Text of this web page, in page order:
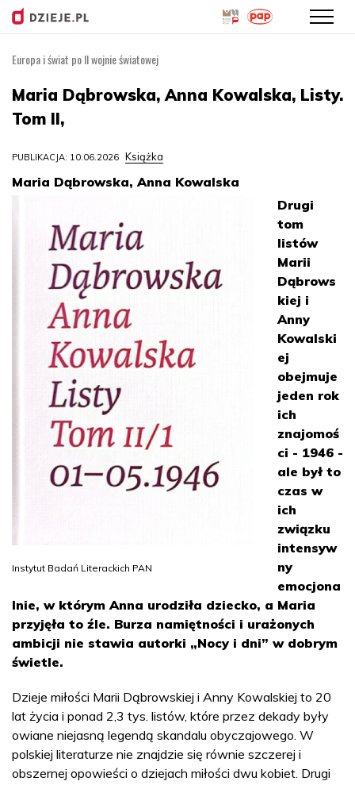
treści
Europa i świat po II wojnie światowej
Maria Dąbrowska, Anna Kowalska, Listy.
Tom II,
PUBLIKACJA: 10.06.2026 Książka
Maria Dąbrowska, Anna Kowalska
Instytut Badań Literackich PAN
Drugi
tom
listów
Marii
Dąbrows
kiej i
Anny
Kowalski
ej
obejmuje
jeden rok
ich
znajomoś
ci - 1946 -
ale był to
czas w
ich
związku
intensyw
ny
emocjona
lnie, w którym Anna urodziła dziecko, a Maria
przyjęła to źle. Burza namiętności i urażonych
ambicji nie stawia autorki „Nocy i dni” w dobrym
świetle.
Dzieje miłości Marii Dąbrowskiej i Anny Kowalskiej to 20
lat życia i ponad 2,3 tys. listów, które przez dekady były
owiane niejasną legendą skandalu obyczajowego. W
polskiej literaturze nie znajdzie się równie szczerej i
obszernej opowieści o dziejach miłości dwu kobiet. Drugi